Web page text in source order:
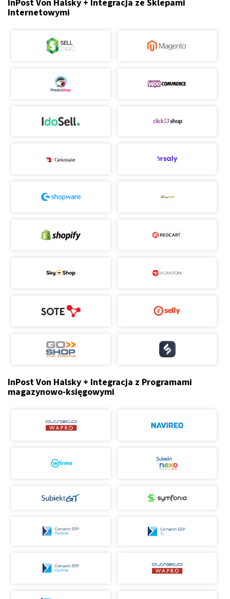
InPost Von Halsky + Integracja ze Sklepami
Internetowymi
InPost Von Halsky + Integracja z Programami
magazynowo-księgowymi